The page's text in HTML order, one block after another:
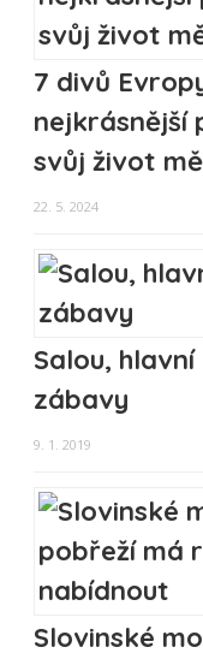
7 divů
nejkrásnější
svůj život
22. 5. 2024
Salou,
zábavy
9. 1. 2019
Slovinské